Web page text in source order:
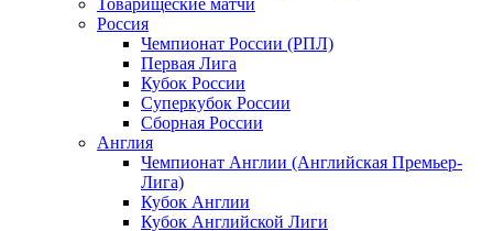
Товарищеские матчи
Россия
Чемпионат России (РПЛ)
Первая Лига
Кубок России
Суперкубок России
Сборная России
Англия
Чемпионат Англии (Английская Премьер-
Лига)
Кубок Англии
Кубок Английской Лиги